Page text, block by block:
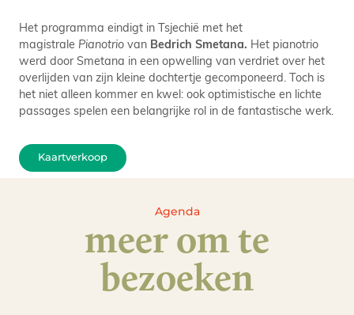
Het programma eindigt in Tsjechië met het
magistrale Pianotrio van Bedrich Smetana. Het pianotrio
werd door Smetana in een opwelling van verdriet over het
overlijden van zijn kleine dochtertje gecomponeerd. Toch is
het niet alleen kommer en kwel: ook optimistische en lichte
passages spelen een belangrijke rol in de fantastische werk.
Kaartverkoop
Agenda
meer om te
bezoeken